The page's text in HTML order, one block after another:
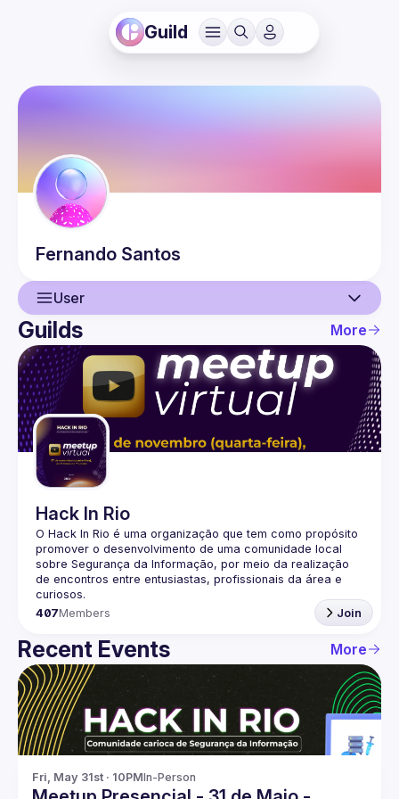
Guild
Fernando Santos
User
User
Events
Guilds
Guilds More
Hack In Rio
O Hack In Rio é uma organização que tem como propósito
promover o desenvolvimento de uma comunidade local
sobre Segurança da Informação, por meio da realização
de encontros entre entusiastas, profissionais da área e
407Members Join
Recent Events More
Fri, May 31st · 10PMIn-Person